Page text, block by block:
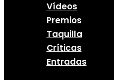
Vídeos
Premios
Taquilla
Críticas
Entradas